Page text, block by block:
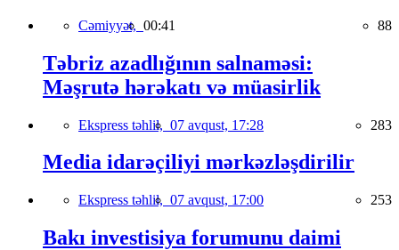
Cəmiyyət, 00:41 88
Təbriz azadlığının salnaməsi:
Məşrutə hərəkatı və müasirlik
Ekspress təhlil, 07 avqust, 17:28 283
Media idarəçiliyi mərkəzləşdirilir
Ekspress təhlil, 07 avqust, 17:00 253
Bakı investisiya forumunu daimi